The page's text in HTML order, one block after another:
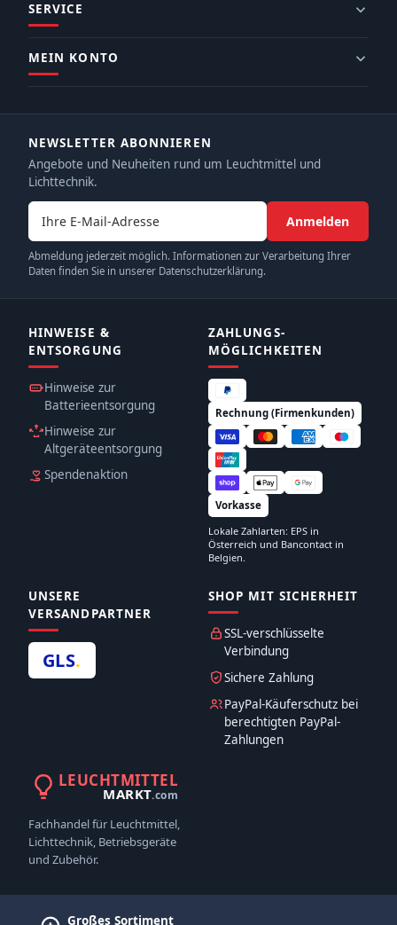
SERVICE
MEIN KONTO
NEWSLETTER ABONNIEREN
Angebote und Neuheiten rund um Leuchtmittel und
Lichttechnik.
E-Mail-Adresse
Anmelden
Abmeldung jederzeit möglich. Informationen zur Verarbeitung Ihrer
Daten finden Sie in unserer Datenschutzerklärung.
HINWEISE &
ENTSORGUNG
Hinweise zur
Batterieentsorgung
Hinweise zur
Altgeräteentsorgung
Spendenaktion
ZAHLUNGS­
MÖGLICHKEITEN
Rechnung (Firmenkunden)
Vorkasse
Lokale Zahlarten: EPS in
Österreich und Bancontact in
Belgien.
UNSERE
VERSANDPARTNER
GLS.
SHOP MIT SICHERHEIT
SSL-verschlüsselte
Verbindung
Sichere Zahlung
PayPal-Käuferschutz bei
berechtigten PayPal-
Zahlungen
LEUCHTMITTEL
MARKT.com
Fachhandel für Leuchtmittel,
Lichttechnik, Betriebsgeräte
und Zubehör.
Großes Sortiment